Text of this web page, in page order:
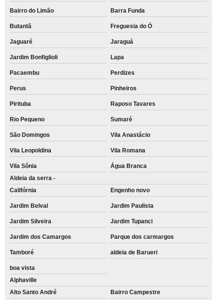
Bairro do Limão Barra Funda
Butantã Freguesia do Ó
Jaguaré Jaraguá
Jardim Bonfiglioli Lapa
Pacaembu Perdizes
Perus Pinheiros
Pirituba Raposo Tavares
Rio Pequeno Sumaré
São Domingos Vila Anastácio
Vila Leopoldina Vila Romana
Vila Sônia
Água Branca
Aldeia da serra -
Califórnia
Engenho novo
Jardim Belval Jardim Paulista
Jardim Silveira Jardim Tupanci
Jardim dos Camargos Parque dos carmargos
Tamboré aldeia de Barueri
boa vista
Alphaville
Alto Santo André
Bairro Campestre